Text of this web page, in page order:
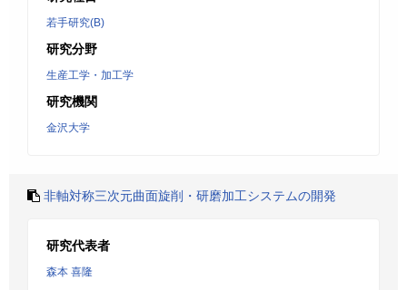
若手研究(B)
研究分野
生産工学・加工学
研究機関
金沢大学
非軸対称三次元曲面旋削・研磨加工システムの開発
研究代表者
森本 喜隆